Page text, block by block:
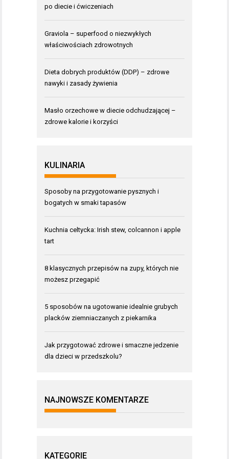
po diecie i ćwiczeniach
Graviola – superfood o niezwykłych
właściwościach zdrowotnych
Dieta dobrych produktów (DDP) – zdrowe
nawyki i zasady żywienia
Masło orzechowe w diecie odchudzającej –
zdrowe kalorie i korzyści
KULINARIA
Sposoby na przygotowanie pysznych i
bogatych w smaki tapasów
Kuchnia celtycka: Irish stew, colcannon i apple
tart
8 klasycznych przepisów na zupy, których nie
możesz przegapić
5 sposobów na ugotowanie idealnie grubych
placków ziemniaczanych z piekarnika
Jak przygotować zdrowe i smaczne jedzenie
dla dzieci w przedszkolu?
NAJNOWSZE KOMENTARZE
KATEGORIE